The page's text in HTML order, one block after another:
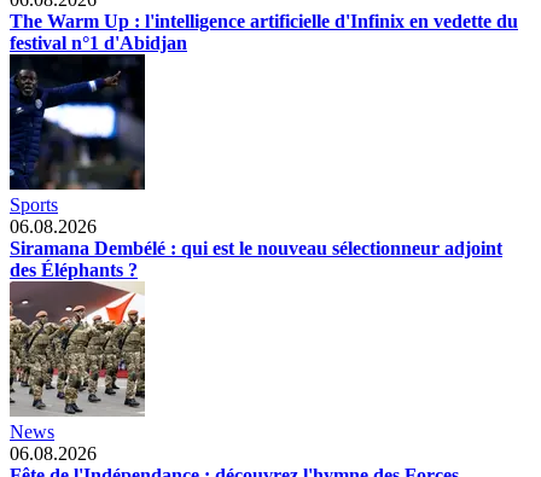
The Warm Up : l'intelligence artificielle d'Infinix en vedette du
festival n°1 d'Abidjan
Sports
06.08.2026
Siramana Dembélé : qui est le nouveau sélectionneur adjoint
des Éléphants ?
News
06.08.2026